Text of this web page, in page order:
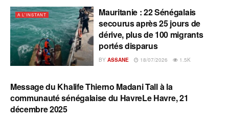
A L'INSTANT
Mauritanie : 22 Sénégalais
secourus après 25 jours de
dérive, plus de 100 migrants
portés disparus
BY ASSANE 18/07/2026 1.5K
A L'INSTANT
Message du Khalife Thierno Madani Tall à la
communauté sénégalaise du HavreLe Havre, 21
décembre 2025